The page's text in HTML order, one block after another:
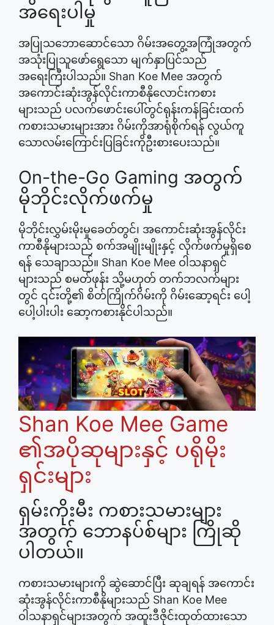
အရေးပါမှု
အပြုသဘောဆောင်သော ဂိမ်းအတွေ့အကြုံအတွက်
အသုံးပြုသူဖော်ရွေသော မျက်နှာပြင်သည်
အရေးကြီးပါသည်။ Shan Koe Mee အတွက်
အကောင်းဆုံးအွန်လိုင်းကာစီနိုလောင်းကစား
များသည် ပလက်ဖောင်းပေါ်တွင်ရုန်းကန်ခြင်းထက်
ကစားသမားများအား ဂိမ်းကိုအာရုံစိုက်ရန် လွယ်ကူ
သောလမ်းကြောင်းပြခြင်းကိုဦးစားပေးသည်။
On-the-Go Gaming အတွက်
မိုဘိုင်းလိုက်ဖက်မှု
မိုဘိုင်းလွှမ်းမိုးမှုခေတ်တွင်၊ အကောင်းဆုံးအွန်လိုင်း
ကာစီနိုများသည် စက်အမျိုးမျိုးနှင့် လိုက်ဖက်မှုရှိစေ
ရန် သေချာသည်။ Shan Koe Mee ဝါသနာရှင်
များသည် စမတ်ဖုန်း သို့မဟုတ် တက်ဘလက်များ
တွင် ၎င်းတို့၏ စိတ်ကြိုက်ဂိမ်းကို ဂိမ်းဆော့ရင်း ပေါ့
ပေါ့ပါးပါး ဆော့ကစားနိုင်ပါသည်။
Shan Koe Mee Game
၏အပိုဆုများနှင့် ပရိုမိုး
ရှင်းများ
ရှမ်းကိုးမီး ကစားသမားများ
အတွက် ဘောနပ်စ်များ ကြိုဆို
ပါတယ်။
ကစားသမားများကို ဆွဲဆောင်ပြီး ဆုချရန် အကောင်း
ဆုံးအွန်လိုင်းကာစီနိုများသည် Shan Koe Mee
ဝါသနာရှင်များအတွက် အထူးဒီဇိုင်းထုတ်ထားသော